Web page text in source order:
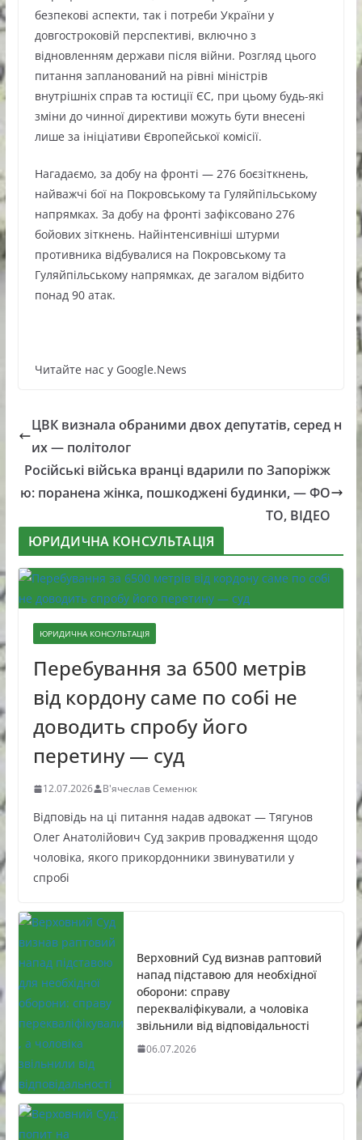
безпекові аспекти, так і потреби України у
довгостроковій перспективі, включно з
відновленням держави після війни. Розгляд цього
питання запланований на рівні міністрів
внутрішніх справ та юстиції ЄС, при цьому будь-які
зміни до чинної директиви можуть бути внесені
лише за ініціативи Європейської комісії.
Нагадаємо, за добу на фронті — 276 боєзіткнень,
найважчі бої на Покровському та Гуляйпільському
напрямках. За добу на фронті зафіксовано 276
бойових зіткнень. Найінтенсивніші штурми
противника відбувалися на Покровському та
Гуляйпільському напрямках, де загалом відбито
понад 90 атак.
Читайте нас у Google.News
ЦВК визнала обраними двох депутатів, серед н
их — політолог
Російські війська вранці вдарили по Запоріжж
ю: поранена жінка, пошкоджені будинки, — ФО
ТО, ВІДЕО
ЮРИДИЧНА КОНСУЛЬТАЦІЯ
ЮРИДИЧНА КОНСУЛЬТАЦІЯ
Перебування за 6500 метрів
від кордону саме по собі не
доводить спробу його
перетину — суд
12.07.2026 В'ячеслав Семенюк
Відповідь на ці питання надав адвокат — Тягунов
Олег Анатолійович Суд закрив провадження щодо
чоловіка, якого прикордонники звинуватили у
спробі
Верховний Суд визнав раптовий
напад підставою для необхідної
оборони: справу
перекваліфікували, а чоловіка
звільнили від відповідальності
06.07.2026